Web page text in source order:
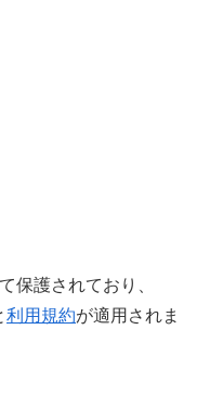
保護されており、
利用規約が適用されま